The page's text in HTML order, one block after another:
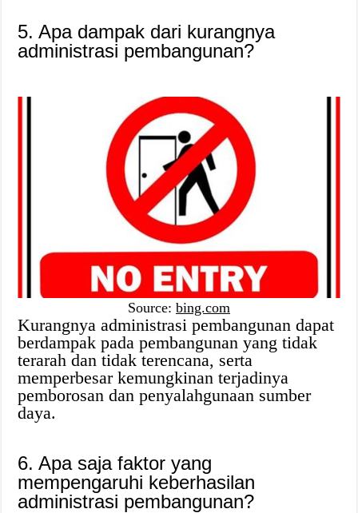
5. Apa dampak dari kurangnya
administrasi pembangunan?
Source: bing.com
Kurangnya administrasi pembangunan dapat
berdampak pada pembangunan yang tidak
terarah dan tidak terencana, serta
memperbesar kemungkinan terjadinya
pemborosan dan penyalahgunaan sumber
daya.
6. Apa saja faktor yang
mempengaruhi keberhasilan
administrasi pembangunan?